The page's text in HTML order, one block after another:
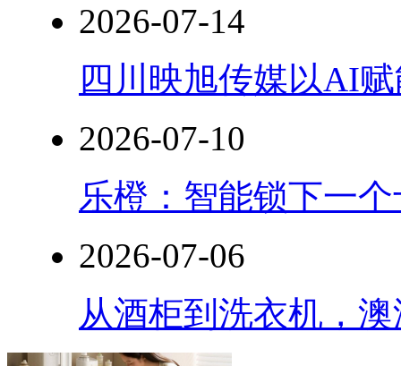
2026-07-14
四川映旭传媒以AI
2026-07-10
乐橙：智能锁下一
2026-07-06
从酒柜到洗衣机，